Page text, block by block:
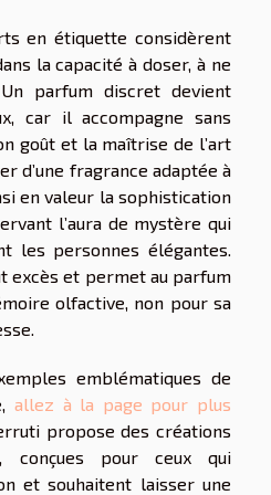
en étiquette considèrent
la capacité à doser, à ne
parfum discret devient
car il accompagne sans
goût et la maîtrise de l’art
d’une fragrance adaptée à
en valeur la sophistication
l’aura de mystère qui
les personnes élégantes.
excès et permet au parfum
olfactive, non pour sa
emblématiques de
allez à la page pour plus
propose des créations
conçues pour ceux qui
et souhaitent laisser une